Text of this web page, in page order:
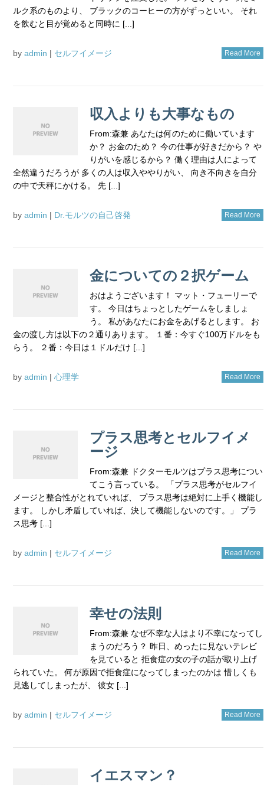
ルク系のものより、 ブラックのコーヒーの方がずっといい。 それ
を飲むと目が覚めると同時に [...]
by admin | セルフイメージ Read More
収入よりも大事なもの
From:森兼 あなたは何のために働いています
か？ お金のため？ 今の仕事が好きだから？ や
りがいを感じるから？ 働く理由は人によって
全然違うだろうが 多くの人は収入ややりがい、 向き不向きを自分
の中で天秤にかける。 先 [...]
by admin | Dr.モルツの自己啓発 Read More
金についての２択ゲーム
おはようございます！ マット・フューリーで
す。 今日はちょっとしたゲームをしましょ
う。 私があなたにお金をあげるとします。 お
金の渡し方は以下の２通りあります。 １番：今すぐ100万ドルをも
らう。 ２番：今日は１ドルだけ [...]
by admin | 心理学 Read More
プラス思考とセルフイメ
ージ
From:森兼 ドクターモルツはプラス思考につい
てこう言っている。 「プラス思考がセルフイ
メージと整合性がとれていれば、 プラス思考は絶対に上手く機能し
ます。 しかし矛盾していれば、決して機能しないのです。」 プラ
ス思考 [...]
by admin | セルフイメージ Read More
幸せの法則
From:森兼 なぜ不幸な人はより不幸になってし
まうのだろう？ 昨日、めったに見ないテレビ
を見ていると 拒食症の女の子の話が取り上げ
られていた。 何が原因で拒食症になってしまったのかは 惜しくも
見逃してしまったが、 彼女 [...]
by admin | セルフイメージ Read More
イエスマン？